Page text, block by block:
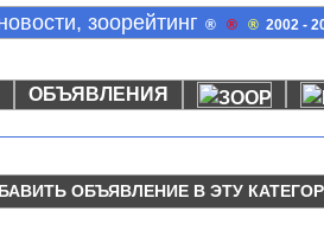
зоорейтинг ® ® ® 2002 -
ОБЪЯВЛЕНИЯ
ОБЪЯВЛЕНИЕ В ЭТУ